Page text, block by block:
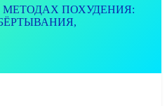
ПОХУДЕНИЯ: